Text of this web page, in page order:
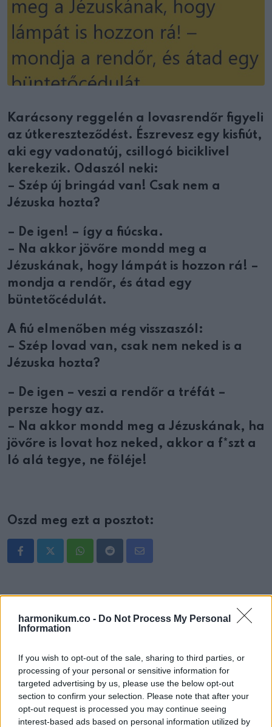
harmonikum.co - Do Not Process My Personal
Information
If you wish to opt-out of the sale, sharing to third parties, or
processing of your personal or sensitive information for
targeted advertising by us, please use the below opt-out
section to confirm your selection. Please note that after your
opt-out request is processed you may continue seeing
interest-based ads based on personal information utilized by
Karácsony reggelén a lovasrendőr figyeli
az útkereszteződést. Észrevesz egy kisfiút,
aki egy vadonatúj, csillogó biciklivel
kerekezik. Odaszól neki:
– Szép új bringád van! Csak nem a
Jézuska hozta?
– De igen! – így a fiúcska.
– Na akkor jövőre mondd meg a
Jézuskának, hogy lámpát is hozzon rá! –
mondja a rendőr, és átad egy
büntetőcédulát.
A fiú elmenőben még visszaszól:
– Szép lovad van, csak nem neked is a
Jézuska hozta?
– De igen – veszi a rendőr a tréfát –
persze hogy az.
– Na akkor mondd meg a Jézuskának, ha
jövőre is lovat hoz neked, akkor a f*szt a
ló alá tegye, ne föléje!
Oszd meg ezt a posztot:
WhatsappRedditShare
Email
Az Október 2-i gyűrűs napfogyatkozás
brutális energiával fordítja meg ennek a
négy csillagjegynek a sorsát. Boldogság,
pénz és szerencse várhat rájuk: